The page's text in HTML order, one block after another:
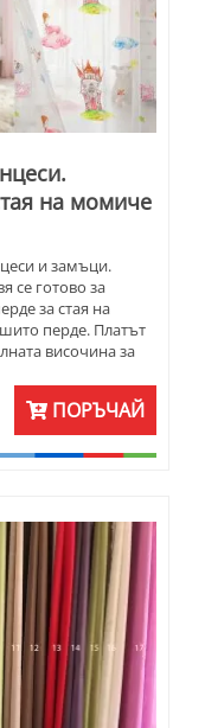
на момиче
и замъци.
се готово за
за стая на
перде. Платът
височина за
ПОРЪЧАЙ